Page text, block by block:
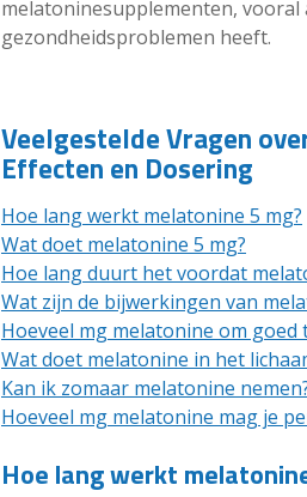
melatoninesupplementen,
gezondheidsproblemen heeft.
Veelgestelde Vragen
Effecten en Dosering
Hoe lang werkt melatonine 5 mg?
Wat doet melatonine 5 mg?
Hoe lang duurt het voordat
Wat zijn de bijwerkingen van
Hoeveel mg melatonine om goed
Wat doet melatonine in het
Kan ik zomaar melatonine
Hoeveel mg melatonine mag je
Hoe lang werkt